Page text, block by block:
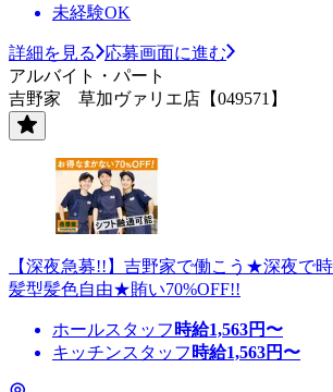
未経験OK
詳細を見る
応募画面に進む
アルバイト・パート
吉野家 草加ヴァリエ店【049571】
【深夜急募!!】吉野家で働こう★深夜で
髪型髪色自由★賄い70%OFF!!
ホールスタッフ 時給1,563円〜
キッチンスタッフ 時給1,563円〜